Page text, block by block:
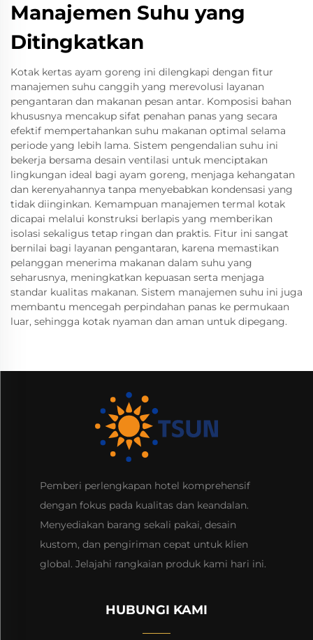
Manajemen Suhu yang
Ditingkatkan
Kotak kertas ayam goreng ini dilengkapi dengan fitur
manajemen suhu canggih yang merevolusi layanan
pengantaran dan makanan pesan antar. Komposisi bahan
khususnya mencakup sifat penahan panas yang secara
efektif mempertahankan suhu makanan optimal selama
periode yang lebih lama. Sistem pengendalian suhu ini
bekerja bersama desain ventilasi untuk menciptakan
lingkungan ideal bagi ayam goreng, menjaga kehangatan
dan kerenyahannya tanpa menyebabkan kondensasi yang
tidak diinginkan. Kemampuan manajemen termal kotak
dicapai melalui konstruksi berlapis yang memberikan
isolasi sekaligus tetap ringan dan praktis. Fitur ini sangat
bernilai bagi layanan pengantaran, karena memastikan
pelanggan menerima makanan dalam suhu yang
seharusnya, meningkatkan kepuasan serta menjaga
standar kualitas makanan. Sistem manajemen suhu ini juga
membantu mencegah perpindahan panas ke permukaan
luar, sehingga kotak nyaman dan aman untuk dipegang.
Pemberi perlengkapan hotel komprehensif
dengan fokus pada kualitas dan keandalan.
Menyediakan barang sekali pakai, desain
kustom, dan pengiriman cepat untuk klien
global. Jelajahi rangkaian produk kami hari ini.
HUBUNGI KAMI